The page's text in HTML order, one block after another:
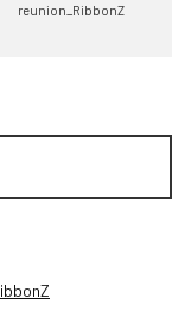
reunion_RibbonZ